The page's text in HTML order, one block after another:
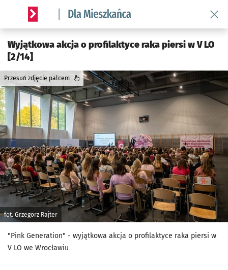
Serwis informacyjny wroclaw.pl podserwis: Dla mieszkańca
Wyjątkowa akcja o profilaktyce raka piersi w V LO
[2/14]
fot. Grzegorz Rajter
Przesuń zdjęcie palcem
"Pink Generation" - wyjątkowa akcja o profilaktyce raka piersi w
V LO we Wrocławiu